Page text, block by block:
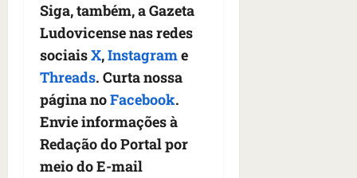
Siga, também, a Gazeta
Ludovicense nas redes
sociaisX,Instagrame
Threads. Curta nossa
página noFacebook.
Envie informações à
Redação do Portal por
meio do E-mail